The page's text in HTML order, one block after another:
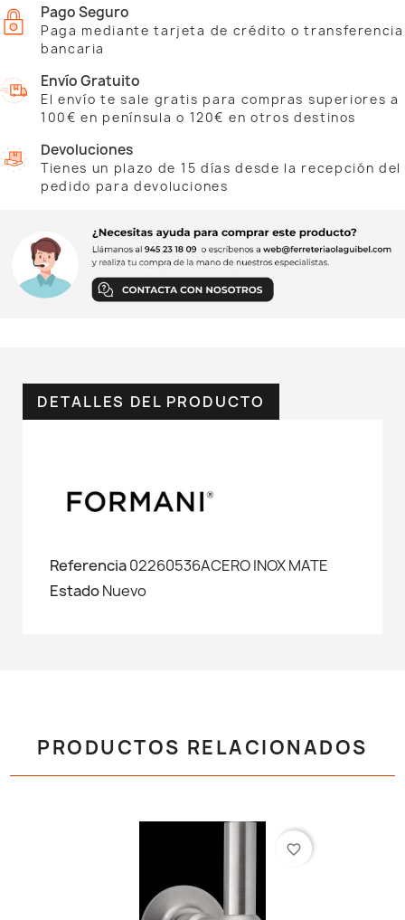
Pago Seguro
Paga mediante tarjeta de crédito o transferencia
bancaria
Envío Gratuito
El envío te sale gratis para compras superiores a
100€ en península o 120€ en otros destinos
Devoluciones
Tienes un plazo de 15 días desde la recepción del
pedido para devoluciones
DETALLES DEL PRODUCTO
Referencia02260536ACERO INOX MATE
EstadoNuevo
PRODUCTOS RELACIONADOS
favorite_border